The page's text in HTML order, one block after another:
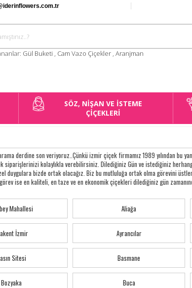
Gül Buketi , Cam Vazo Çiçekler , Aranjman
SÖZ, NİŞAN VE İSTEME
ÇİÇEKLERİ
derdine son veriyoruz..Çünkü izmir çiçek firmamız 1989 yılından bu
siparişlerinizi kolaylıkla verebilirsiniz. Dilediğiniz Gün ve istediğiniz
duygulara bizde ortak olacağız. Biz bu mutluluğa ortak olma görevini
ise en kaliteli, en taze ve en ekonomik çiçekleri dilediğiniz gün
Mahallesi Aliağa
İzmir Ayrancılar
Sitesi Basmane
Bozyaka Buca